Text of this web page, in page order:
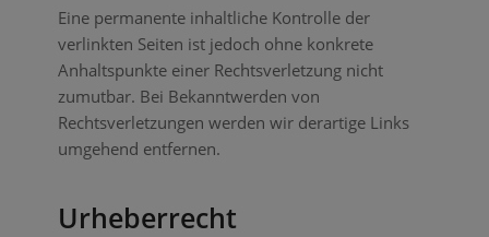
Eine permanente inhaltliche Kontrolle der
verlinkten Seiten ist jedoch ohne konkrete
Anhaltspunkte einer Rechtsverletzung nicht
zumutbar. Bei Bekanntwerden von
Rechtsverletzungen werden wir derartige Links
umgehend entfernen.
Urheberrecht